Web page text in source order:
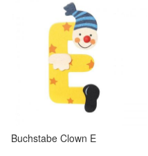
Buchstabe Clown E